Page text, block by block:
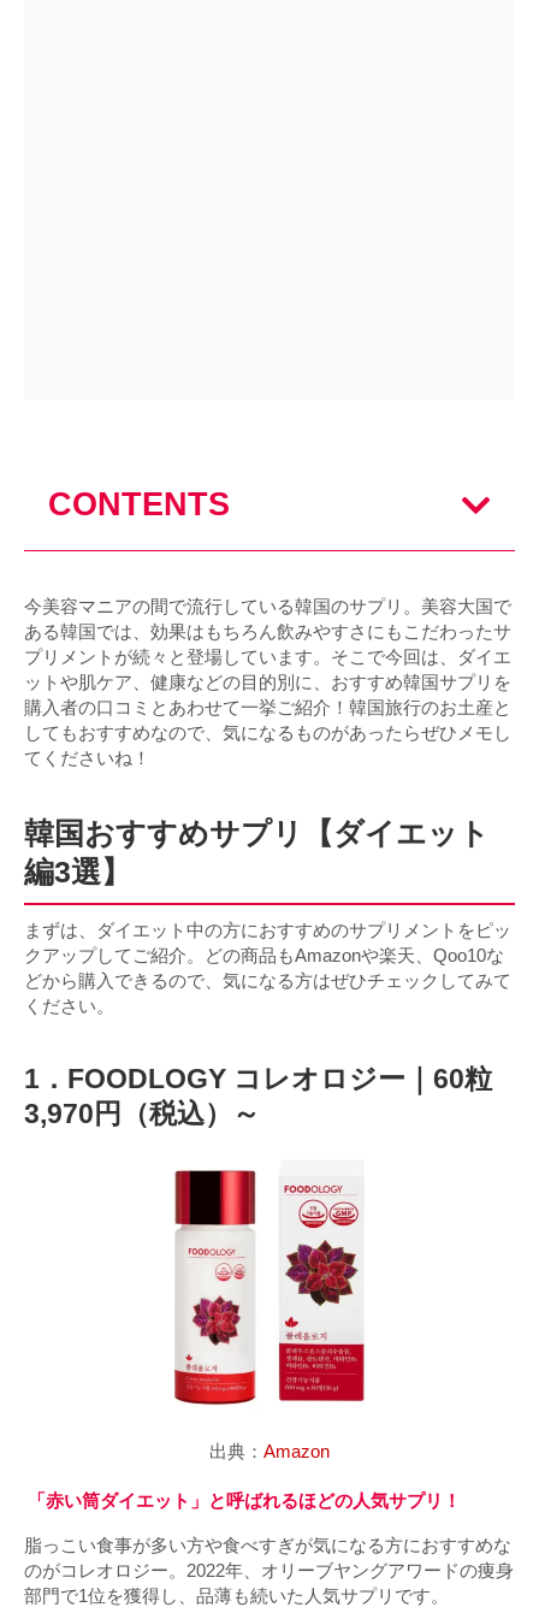
CONTENTS
今美容マニアの間で流行している韓国のサプリ。美容大国で
ある韓国では、効果はもちろん飲みやすさにもこだわったサ
プリメントが続々と登場しています。そこで今回は、ダイエ
ットや肌ケア、健康などの目的別に、おすすめ韓国サプリを
購入者の口コミとあわせて一挙ご紹介！韓国旅行のお土産と
してもおすすめなので、気になるものがあったらぜひメモし
てくださいね！
韓国おすすめサプリ【ダイエット
編3選】
まずは、ダイエット中の方におすすめのサプリメントをピッ
クアップしてご紹介。どの商品もAmazonや楽天、Qoo10な
どから購入できるので、気になる方はぜひチェックしてみて
ください。
1．FOODLOGY コレオロジー｜60粒
3,970円（税込）～
出典： Amazon
「赤い筒ダイエット」と呼ばれるほどの人気サプリ！
脂っこい食事が多い方や食べすぎが気になる方におすすめな
のがコレオロジー。2022年、オリーブヤングアワードの痩身
部門で1位を獲得し、品薄も続いた人気サプリです。